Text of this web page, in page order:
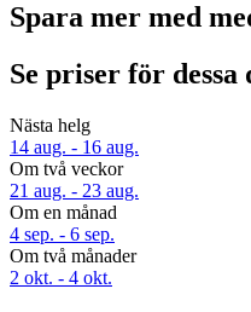
Spara mer med
Se priser för dessa
Nästa helg
14 aug. - 16 aug.
Om två veckor
21 aug. - 23 aug.
Om en månad
4 sep. - 6 sep.
Om två månader
2 okt. - 4 okt.